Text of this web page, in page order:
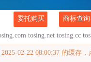
委托购买 商标查询
tosing.net tosing.cc
02-22 08:00:37 的缓存